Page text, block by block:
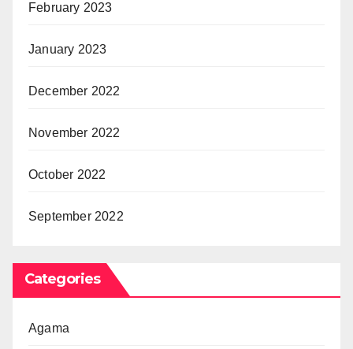
February 2023
January 2023
December 2022
November 2022
October 2022
September 2022
Categories
Agama